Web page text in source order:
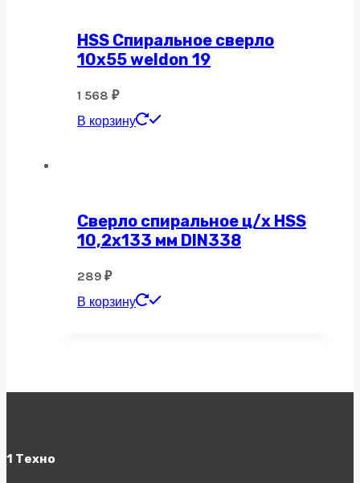
HSS Спиральное сверло
10х55 weldon 19
1 568 ₽
В корзину
Сверло спиральное ц/х HSS
10,2х133 мм DIN338
289 ₽
В корзину
1 Техно